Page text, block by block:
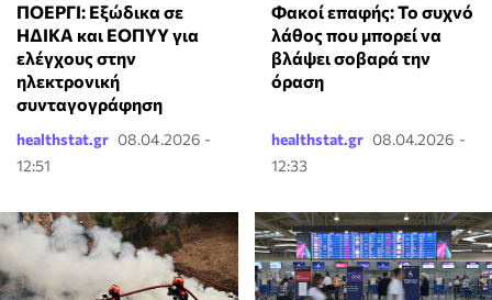
ΠΟΕΡΓΙ: Εξώδικα σε
ΗΔΙΚΑ και ΕΟΠΥΥ για
ελέγχους στην
ηλεκτρονική
συνταγογράφηση
healthstat.gr 08.04.2026 -
12:51
Φακοί επαφής: Το συχνό
λάθος που μπορεί να
βλάψει σοβαρά την
όραση
healthstat.gr 08.04.2026 -
12:33